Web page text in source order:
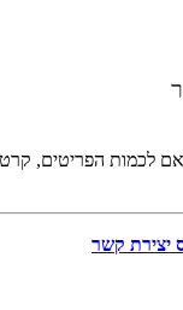
לכמות הפריטים,
יצירת קשר